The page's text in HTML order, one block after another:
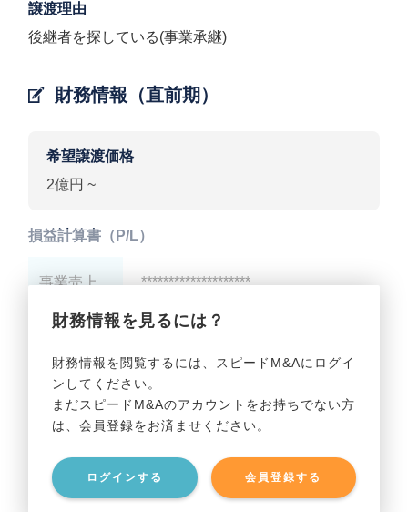
譲渡理由
後継者を探している(事業承継)
財務情報（直前期）
希望譲渡価格
2億円 ~
財務情報を見るには？
財務情報を閲覧するには、スピードM&Aにログイ
ンしてください。
まだスピードM&Aのアカウントをお持ちでない方
は、会員登録をお済ませください。
ログインする 会員登録する
損益計算書（P/L）
事業売上 ********************
事業利益 ********************
貸借対照表（B/S）
事業資産 ********************
事業負債 ********************